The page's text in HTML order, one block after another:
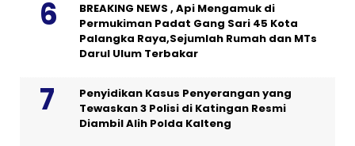
BREAKING NEWS , Api Mengamuk di
Permukiman Padat Gang Sari 45 Kota
Palangka Raya,Sejumlah Rumah dan MTs
Darul Ulum Terbakar
Penyidikan Kasus Penyerangan yang
Tewaskan 3 Polisi di Katingan Resmi
Diambil Alih Polda Kalteng